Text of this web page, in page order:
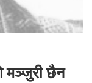
मञ्जुरी छैन